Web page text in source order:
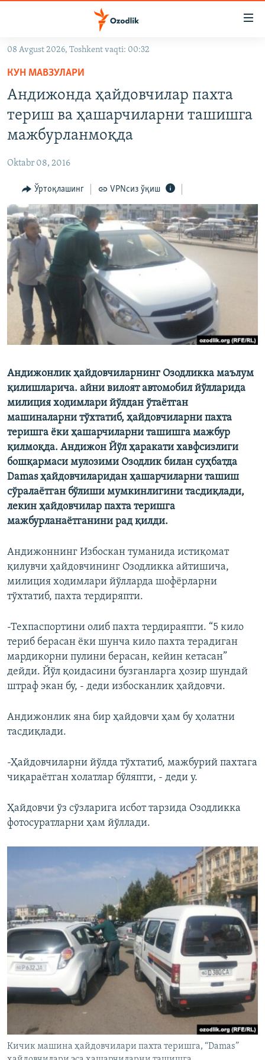
Асосий
навигацияга
ўтинг
Қидиришга
ўтинг
OZODARXIV
На русском
ИЖТИМОИЙ ТАРМОҚЛАР
Озодлик бошқа тилларда
08 Avgust 2026, Toshkent vaqti: 00:32
КУН МАВЗУЛАРИ
Андижонда ҳайдовчилар пахта
териш ва ҳашарчиларни ташишга
мажбурланмоқда
Oktabr 08, 2016
Ўртоқлашинг VPNсиз ўқиш
Андижонлик ҳайдовчиларнинг Озодликка маълум
қилишларича. айни вилоят автомобил йўлларида
милиция ходимлари йўлдан ўтаётган
машиналарни тўхтатиб, ҳайдовчиларни пахта
теришга ёки ҳашарчиларни ташишга мажбур
қилмоқда. Андижон Йўл ҳаракати хавфсизлиги
бошқармаси мулозими Озодлик билан суҳбатда
Damas ҳайдовчиларидан ҳашарчиларни ташиш
сўралаётган бўлиши мумкинлигини тасдиқлади,
лекин ҳайдовчилар пахта теришга
мажбурланаётганини рад қилди.
Андижоннинг Избоскан туманида истиқомат
қилувчи ҳайдовчининг Озодликка айтишича,
милиция ходимлари йўлларда шофëрларни
тўхтатиб, пахта тердиряпти.
-Техпаспортини олиб пахта тердираяпти. “5 кило
териб берасан ёки шунча кило пахта терадиган
мардикорни пулини берасан, кейин кетасан”
дейди. Йўл қоидасини бузганларга ҳозир шундай
штраф экан бу, - деди избосканлик ҳайдовчи.
Андижонлик яна бир ҳайдовчи ҳам бу ҳолатни
тасдиқлади.
-Ҳайдовчиларни йўлда тўхтатиб, мажбурий пахтага
чиқараётган холатлар бўляпти, - деди у.
Ҳайдовчи ўз сўзларига исбот тарзида Озодликка
фотосуратларни ҳам йўллади.
Кичик машина ҳайдовчилари пахта теришга, “Damas”